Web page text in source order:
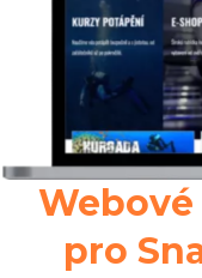
pro